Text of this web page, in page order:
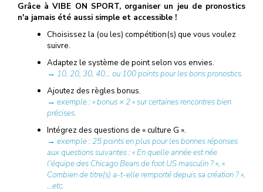
Grâce à VIBE ON SPORT, organiser un jeu de pronostics
n'a jamais été aussi simple et accessible !
Choisissez la (ou les) compétition(s) que vous voulez
suivre.
Adaptez le système de point selon vos envies.
→ 10, 20, 30, 40… ou 100 points pour les bons pronostics.
Ajoutez des règles bonus.
→ exemple : « bonus × 2 » sur certaines rencontres bien
précises.
Intégrez des questions de « culture G ».
→ exemple : 25 points en plus pour les bonnes réponses
aux questions suivantes : « En quelle année est née
l'équipe des Chicago Bears de foot US masculin ? », «
Combien de titre(s) a-t-elle remporté depuis sa création ? »,
…etc.